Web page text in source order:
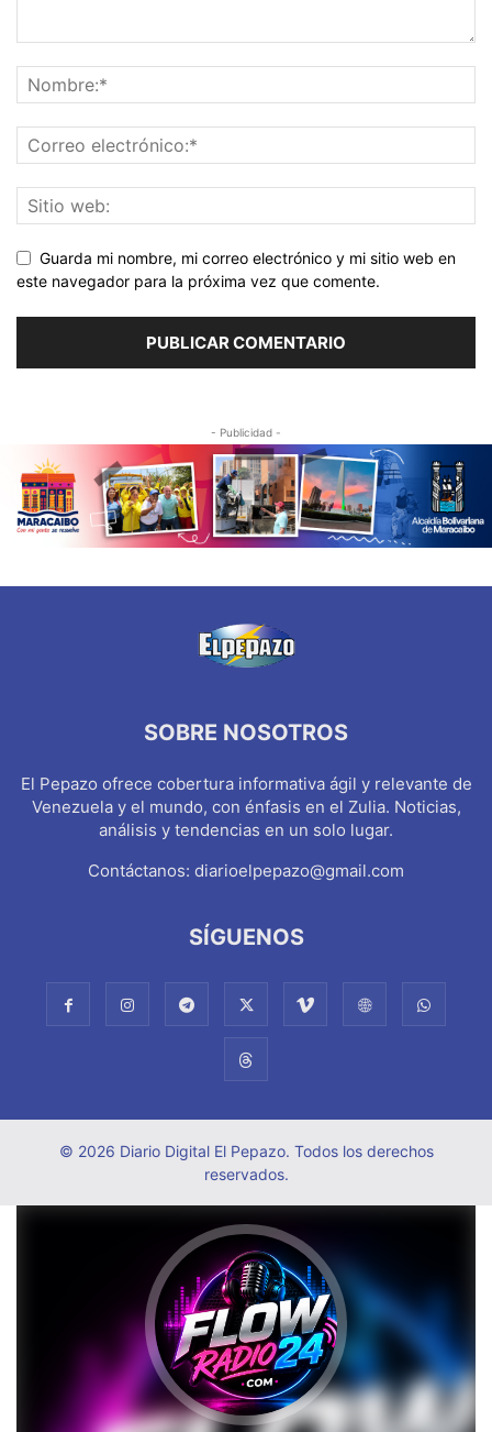
Guarda mi nombre, mi correo electrónico y mi sitio web en
este navegador para la próxima vez que comente.
- Publicidad -
SOBRE NOSOTROS
El Pepazo ofrece cobertura informativa ágil y relevante de
Venezuela y el mundo, con énfasis en el Zulia. Noticias,
análisis y tendencias en un solo lugar.
Contáctanos: diarioelpepazo@gmail.com
SÍGUENOS
© 2026 Diario Digital El Pepazo. Todos los derechos
reservados.